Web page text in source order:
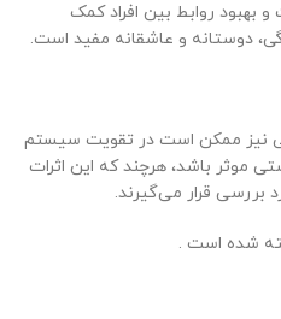
بهبود روابط بین افراد کمک
دوستانه و عاشقانه مفید است.
نیز ممکن است در تقویت سیستم
موثر باشد، هرچند که این اثرات
بررسی قرار می‌گیرند.
شده است .